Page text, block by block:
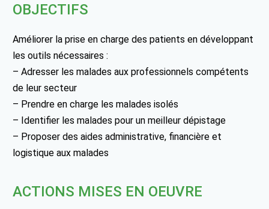
OBJECTIFS
Améliorer la prise en charge des patients en développant
les outils nécessaires :
– Adresser les malades aux professionnels compétents
de leur secteur
– Prendre en charge les malades isolés
– Identifier les malades pour un meilleur dépistage
– Proposer des aides administrative, financière et
logistique aux malades
ACTIONS MISES EN OEUVRE